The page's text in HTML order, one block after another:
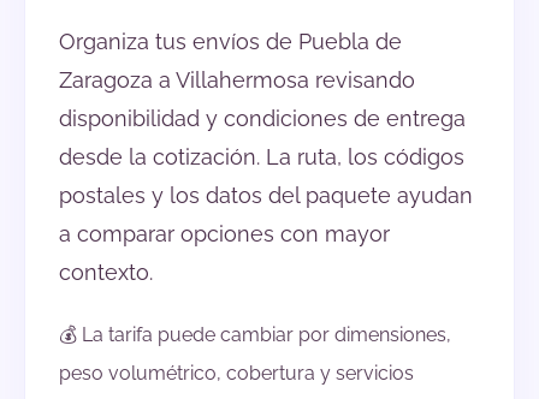
Organiza tus envíos de Puebla de
Zaragoza a Villahermosa revisando
disponibilidad y condiciones de entrega
desde la cotización. La ruta, los códigos
postales y los datos del paquete ayudan
a comparar opciones con mayor
contexto.
💰 La tarifa puede cambiar por dimensiones,
peso volumétrico, cobertura y servicios